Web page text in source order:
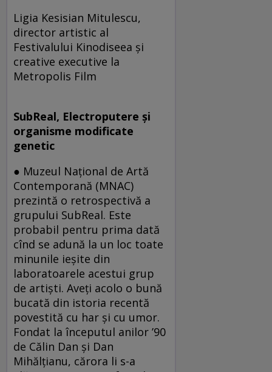
Ligia Kesisian Mitulescu,
director artistic al
Festivalului Kinodiseea şi
creative executive la
Metropolis Film
SubReal, Electroputere şi
organisme modificate
genetic
● Muzeul Naţional de Artă
Contemporană (MNAC)
prezintă o retrospectivă a
grupului SubReal. Este
probabil pentru prima dată
cînd se adună la un loc toate
minunile ieşite din
laboratoarele acestui grup
de artişti. Aveţi acolo o bună
bucată din istoria recentă
povestită cu har şi cu umor.
Fondat la începutul anilor ’90
de Călin Dan şi Dan
Mihălţianu, cărora li s-a